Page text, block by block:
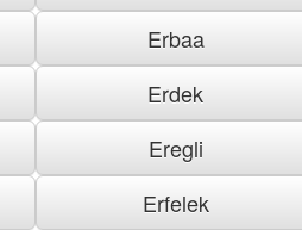
Erbaa
Erdek
Eregli
Erfelek